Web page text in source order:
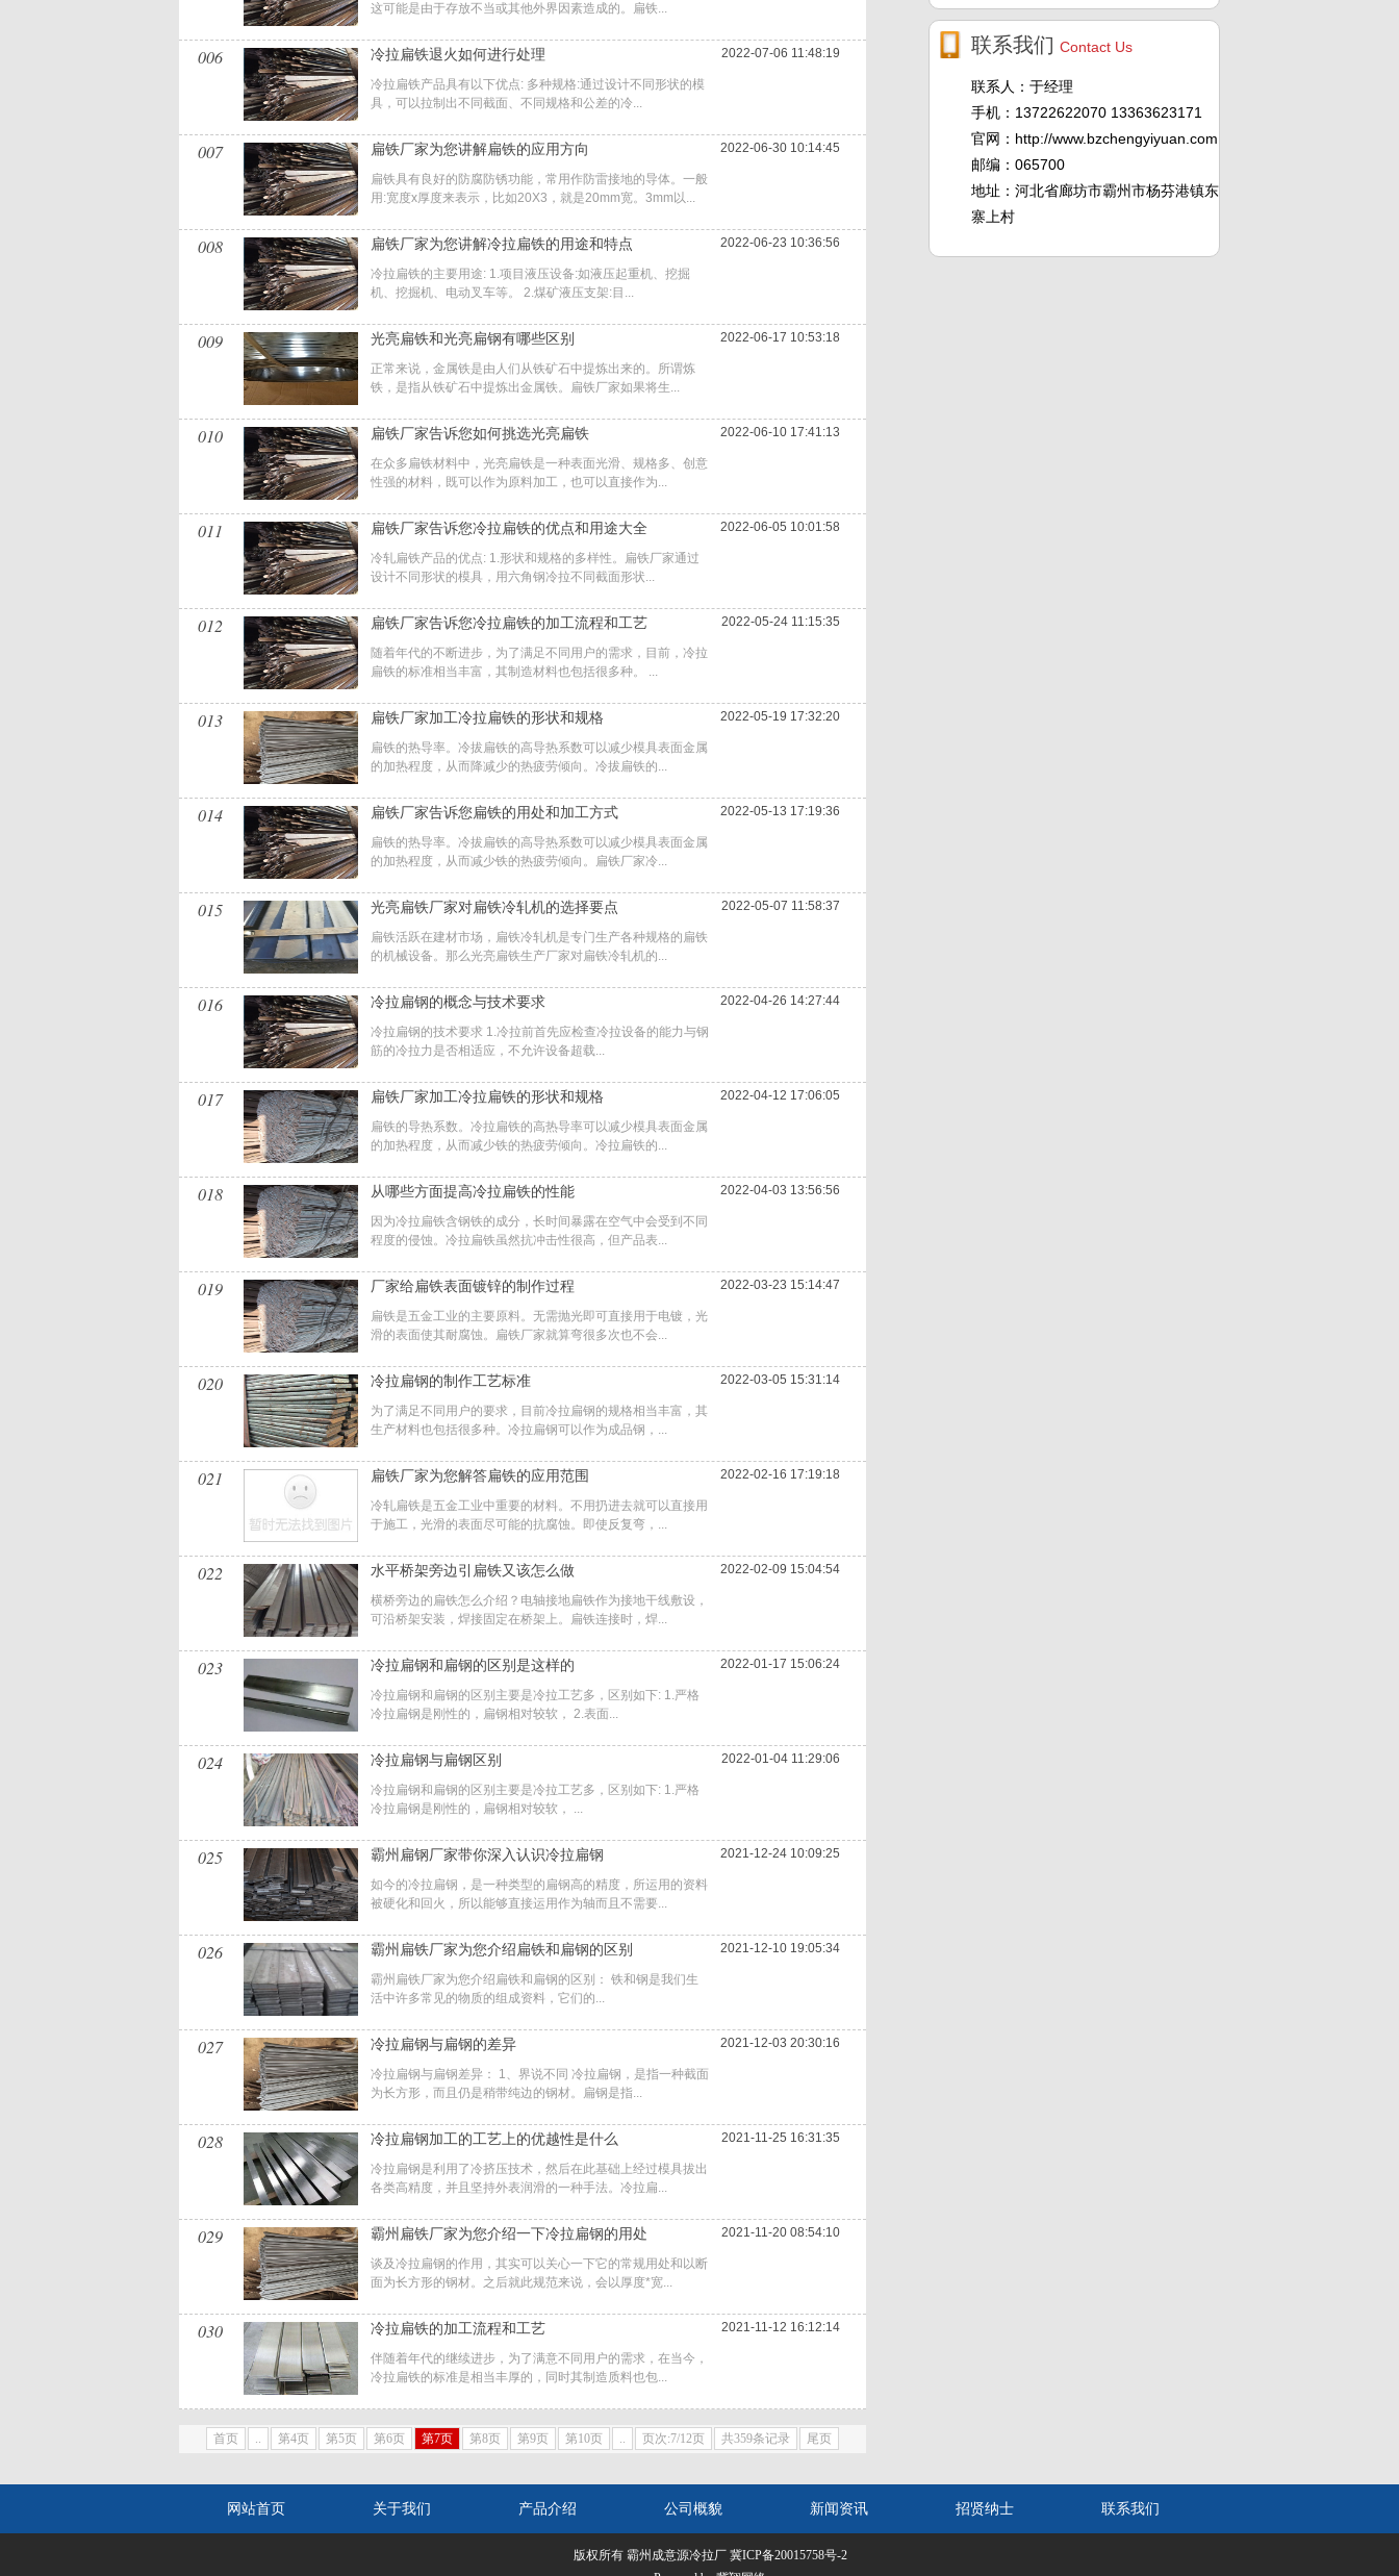
这可能是由于存放不当或其他外界因素造成的。扁铁...
006 冷拉扁铁退火如何进行处理
冷拉扁铁产品具有以下优点: 多种规格:通过设计不同形状的模
具，可以拉制出不同截面、不同规格和公差的冷...
2022-07-06 11:48:19
007 扁铁厂家为您讲解扁铁的应用方向
扁铁具有良好的防腐防锈功能，常用作防雷接地的导体。一般
用:宽度x厚度来表示，比如20X3，就是20mm宽。3mm以...
2022-06-30 10:14:45
008 扁铁厂家为您讲解冷拉扁铁的用途和特点
冷拉扁铁的主要用途: 1.项目液压设备:如液压起重机、挖掘
机、挖掘机、电动叉车等。 2.煤矿液压支架:目...
2022-06-23 10:36:56
009 光亮扁铁和光亮扁钢有哪些区别
正常来说，金属铁是由人们从铁矿石中提炼出来的。所谓炼
铁，是指从铁矿石中提炼出金属铁。扁铁厂家如果将生...
2022-06-17 10:53:18
010 扁铁厂家告诉您如何挑选光亮扁铁
在众多扁铁材料中，光亮扁铁是一种表面光滑、规格多、创意
性强的材料，既可以作为原料加工，也可以直接作为...
2022-06-10 17:41:13
011 扁铁厂家告诉您冷拉扁铁的优点和用途大全
冷轧扁铁产品的优点: 1.形状和规格的多样性。扁铁厂家通过
设计不同形状的模具，用六角钢冷拉不同截面形状...
2022-06-05 10:01:58
012 扁铁厂家告诉您冷拉扁铁的加工流程和工艺
随着年代的不断进步，为了满足不同用户的需求，目前，冷拉
扁铁的标准相当丰富，其制造材料也包括很多种。 ...
2022-05-24 11:15:35
013 扁铁厂家加工冷拉扁铁的形状和规格
扁铁的热导率。冷拔扁铁的高导热系数可以减少模具表面金属
的加热程度，从而降减少的热疲劳倾向。冷拔扁铁的...
2022-05-19 17:32:20
014 扁铁厂家告诉您扁铁的用处和加工方式
扁铁的热导率。冷拔扁铁的高导热系数可以减少模具表面金属
的加热程度，从而减少铁的热疲劳倾向。扁铁厂家冷...
2022-05-13 17:19:36
015 光亮扁铁厂家对扁铁冷轧机的选择要点
扁铁活跃在建材市场，扁铁冷轧机是专门生产各种规格的扁铁
的机械设备。那么光亮扁铁生产厂家对扁铁冷轧机的...
2022-05-07 11:58:37
016 冷拉扁钢的概念与技术要求
冷拉扁钢的技术要求 1.冷拉前首先应检查冷拉设备的能力与钢
筋的冷拉力是否相适应，不允许设备超载...
2022-04-26 14:27:44
017 扁铁厂家加工冷拉扁铁的形状和规格
扁铁的导热系数。冷拉扁铁的高热导率可以减少模具表面金属
的加热程度，从而减少铁的热疲劳倾向。冷拉扁铁的...
2022-04-12 17:06:05
018 从哪些方面提高冷拉扁铁的性能
因为冷拉扁铁含钢铁的成分，长时间暴露在空气中会受到不同
程度的侵蚀。冷拉扁铁虽然抗冲击性很高，但产品表...
2022-04-03 13:56:56
019 厂家给扁铁表面镀锌的制作过程
扁铁是五金工业的主要原料。无需抛光即可直接用于电镀，光
滑的表面使其耐腐蚀。扁铁厂家就算弯很多次也不会...
2022-03-23 15:14:47
020 冷拉扁钢的制作工艺标准
为了满足不同用户的要求，目前冷拉扁钢的规格相当丰富，其
生产材料也包括很多种。冷拉扁钢可以作为成品钢，...
2022-03-05 15:31:14
021 扁铁厂家为您解答扁铁的应用范围
冷轧扁铁是五金工业中重要的材料。不用扔进去就可以直接用
于施工，光滑的表面尽可能的抗腐蚀。即使反复弯，...
2022-02-16 17:19:18
022 水平桥架旁边引扁铁又该怎么做
横桥旁边的扁铁怎么介绍？电轴接地扁铁作为接地干线敷设，
可沿桥架安装，焊接固定在桥架上。扁铁连接时，焊...
2022-02-09 15:04:54
023 冷拉扁钢和扁钢的区别是这样的
冷拉扁钢和扁钢的区别主要是冷拉工艺多，区别如下: 1.严格
冷拉扁钢是刚性的，扁钢相对较软， 2.表面...
2022-01-17 15:06:24
024 冷拉扁钢与扁钢区别
冷拉扁钢和扁钢的区别主要是冷拉工艺多，区别如下: 1.严格
冷拉扁钢是刚性的，扁钢相对较软， ...
2022-01-04 11:29:06
025 霸州扁钢厂家带你深入认识冷拉扁钢
如今的冷拉扁钢，是一种类型的扁钢高的精度，所运用的资料
被硬化和回火，所以能够直接运用作为轴而且不需要...
2021-12-24 10:09:25
026 霸州扁铁厂家为您介绍扁铁和扁钢的区别
霸州扁铁厂家为您介绍扁铁和扁钢的区别： 铁和钢是我们生
活中许多常见的物质的组成资料，它们的...
2021-12-10 19:05:34
027 冷拉扁钢与扁钢的差异
冷拉扁钢与扁钢差异： 1、界说不同 冷拉扁钢，是指一种截面
为长方形，而且仍是稍带纯边的钢材。扁钢是指...
2021-12-03 20:30:16
028 冷拉扁钢加工的工艺上的优越性是什么
冷拉扁钢是利用了冷挤压技术，然后在此基础上经过模具拔出
各类高精度，并且坚持外表润滑的一种手法。冷拉扁...
2021-11-25 16:31:35
029 霸州扁铁厂家为您介绍一下冷拉扁钢的用处
谈及冷拉扁钢的作用，其实可以关心一下它的常规用处和以断
面为长方形的钢材。之后就此规范来说，会以厚度*宽...
2021-11-20 08:54:10
030 冷拉扁铁的加工流程和工艺
伴随着年代的继续进步，为了满意不同用户的需求，在当今，
冷拉扁铁的标准是相当丰厚的，同时其制造质料也包...
2021-11-12 16:12:14
首页 .. 第4页 第5页 第6页 第7页 第8页 第9页 第10页 .. 页次:7/12页 共359条记录 尾页
联系我们 Contact Us
联系人：于经理
手机：13722622070 13363623171
官网：http://www.bzchengyiyuan.com
邮编：065700
地址：河北省廊坊市霸州市杨芬港镇东
寨上村
网站首页 关于我们 产品介绍 公司概貌 新闻资讯 招贤纳士 联系我们
版权所有 霸州成意源冷拉厂 冀ICP备20015758号-2